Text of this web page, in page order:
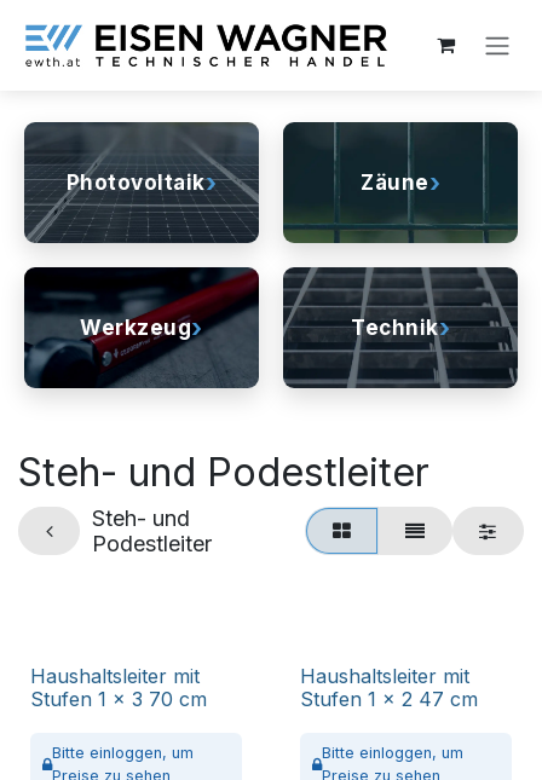
Photovoltaik› Zäune›
Werkzeug› Technik›
Steh- und Podestleiter
Steh- und
Podestleiter
Haushaltsleiter mit
Stufen 1 x 3 70 cm
Bitte einloggen, um
Preise zu sehen
Haushaltsleiter mit
Stufen 1 x 2 47 cm
Bitte einloggen, um
Preise zu sehen